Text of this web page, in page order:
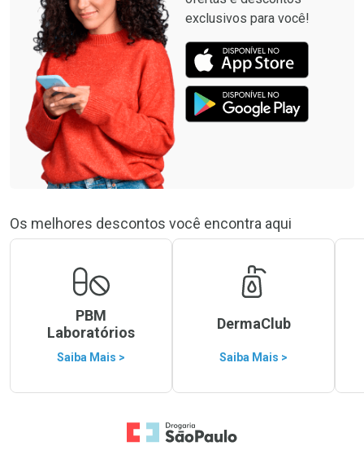
exclusivos para você!
Os melhores descontos você encontra aqui
PBM
Laboratórios
Saiba Mais >
DermaClub
Saiba Mais >
Ir para a Home